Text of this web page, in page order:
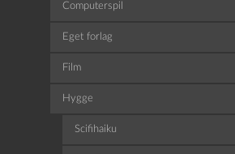
Computerspil
Eget forlag
Film
Hygge
Scifihaiku